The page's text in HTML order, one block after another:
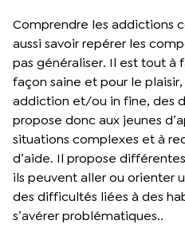
Comprendre les addictions
aussi savoir repérer les
pas généraliser. Il est tout à
façon saine et pour le
addiction et/ou in fine, des
propose donc aux jeunes
situations complexes et à
d’aide. Il propose
ils peuvent aller ou orienter
des difficultés liées à des
s’avérer problématiques..